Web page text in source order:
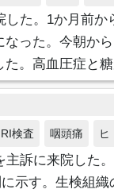
た。1か月前
った。今朝か
。高血圧症と
検査 咽頭痛 ヒ
訴に来院した
示す。生検組